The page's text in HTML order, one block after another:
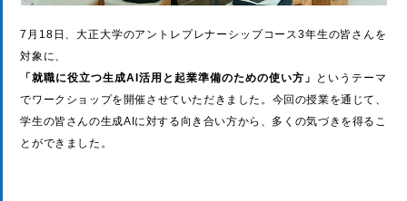
7月18日、大正大学のアントレプレナーシップコース3年生の皆さんを
対象に、
「就職に役立つ生成AI活用と起業準備のための使い方」
というテーマ
でワークショップを開催させていただきました。今回の授業を通じて、
学生の皆さんの生成AIに対する向き合い方から、多くの気づきを得るこ
とができました。